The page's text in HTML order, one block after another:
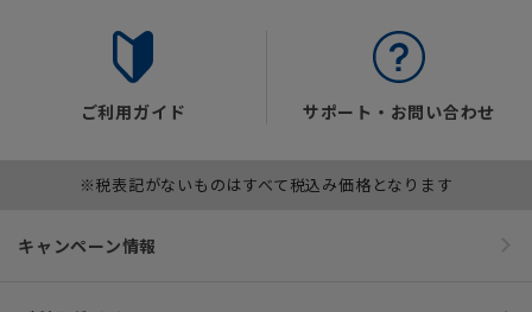
ご利用ガイド サポート・お問い合わせ
※税表記がないものはすべて税込み価格となります
キャンペーン情報